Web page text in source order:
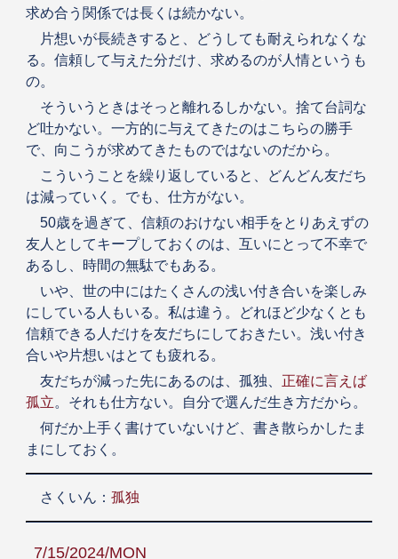
求め合う関係では長くは続かない。
片想いが長続きすると、どうしても耐えられなくな
る。信頼して与えた分だけ、求めるのが人情というも
の。
そういうときはそっと離れるしかない。捨て台詞な
ど吐かない。一方的に与えてきたのはこちらの勝手
で、向こうが求めてきたものではないのだから。
こういうことを繰り返していると、どんどん友だち
は減っていく。でも、仕方がない。
50歳を過ぎて、信頼のおけない相手をとりあえずの
友人としてキープしておくのは、互いにとって不幸で
あるし、時間の無駄でもある。
いや、世の中にはたくさんの浅い付き合いを楽しみ
にしている人もいる。私は違う。どれほど少なくとも
信頼できる人だけを友だちにしておきたい。浅い付き
合いや片想いはとても疲れる。
友だちが減った先にあるのは、孤独、 正確に言えば
孤立。それも仕方ない。自分で選んだ生き方だから。
何だか上手く書けていないけど、書き散らかしたま
まにしておく。
さくいん： 孤独
7/15/2024/MON